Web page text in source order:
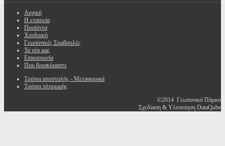
Αρχική
Η εταιρεία
Προϊόντα
Χονδρική
Γεωπονικές Συμβουλές
Τα νέα μας
Επικοινωνία
Που βρισκόμαστε
Τρόποι αποστολής - Μεταφορικά
Τρόποι πληρωμής
©2014 Γεωπονικό Πάρκο
Σχεδίαση & Υλοποίηση DataQube